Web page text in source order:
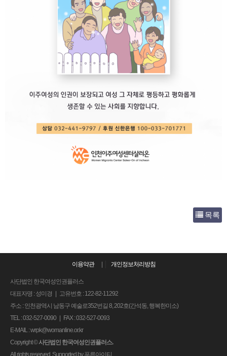
목록
이용약관 개인정보처리방침
사단법인 한국여성인권플러스
대표자명 : 성미경 | 고유번호 : 122-82-11292
주소 : 인천광역시 남동구 예술로352번길 8, 202호(간석동, 행복한미소)
TEL : 032-527-0090 | FAX : 032-527-0093
E-MAIL : wrpk@womanline.or.kr
Copyright©사단법인 한국여성인권플러스.
All rights reserved. Supported by푸른아이티.